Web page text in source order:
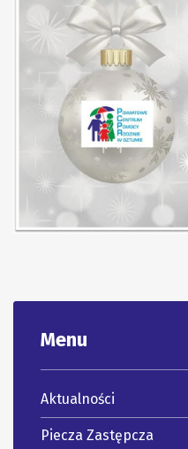
Menu
Aktualności
Piecza Zastępcza